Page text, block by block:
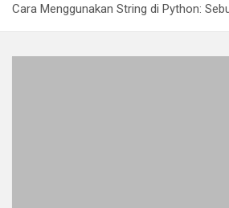
Cara Menggunakan String di Python: